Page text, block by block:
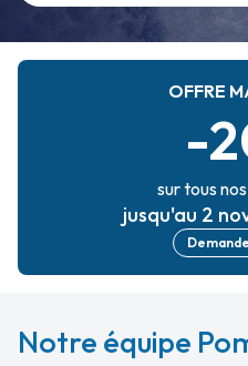
OFFRE
-
sur tous
jusqu'au 2
Notre équipe